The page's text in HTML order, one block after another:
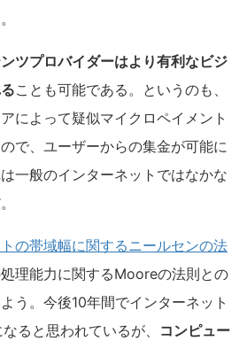
。
ツプロバイダーはより有利なビジ
ことも可能である。というのも、
によって疑似マイクロペイメント
で、ユーザーからの集金が可能に
一般のインターネットではなかな
の帯域幅に関するニールセンの法
理能力に関するMooreの法則との
う。今後10年間でインターネット
ると思われているが、 コンピュー